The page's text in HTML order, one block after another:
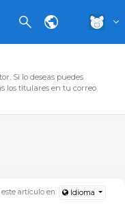
Si lo deseas puedes
los titulares en tu correo
este artículo en: Idioma